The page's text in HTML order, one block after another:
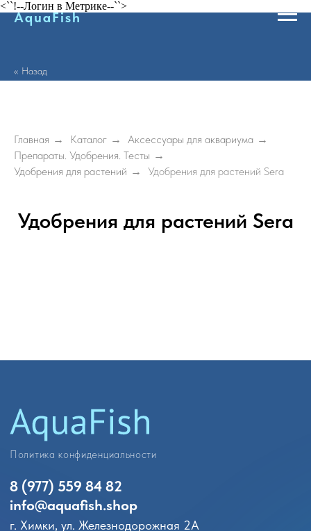
<``!--Логин в Метрике--``>
<< Назад
AquaFish
Главная → Каталог → Аксессуары для аквариума →
Препараты. Удобрения. Тесты →
Удобрения для растений → Удобрения для растений Sera
Удобрения для растений Sera
Каталог товаров
Оплата и доставка
Гуппи
Пецилии
Меченосцы
Моллинезии
Петушки
Расборы
Сомики
Аксолотли
Вьюновые
Радужницы
Отзывы
Контакты
info@aquafish.shop
АКВАРИУМНЫЕ РЫБКИ